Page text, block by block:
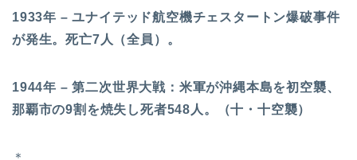
1933年 – ユナイテッド航空機チェスタートン爆破事件
が発生。死亡7人（全員）。
1944年 – 第二次世界大戦：米軍が沖縄本島を初空襲、
那覇市の9割を焼失し死者548人。（十・十空襲）